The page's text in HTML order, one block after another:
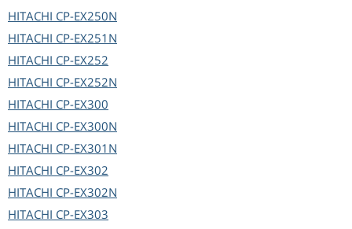
HITACHI CP-EX250N
HITACHI CP-EX251N
HITACHI CP-EX252
HITACHI CP-EX252N
HITACHI CP-EX300
HITACHI CP-EX300N
HITACHI CP-EX301N
HITACHI CP-EX302
HITACHI CP-EX302N
HITACHI CP-EX303